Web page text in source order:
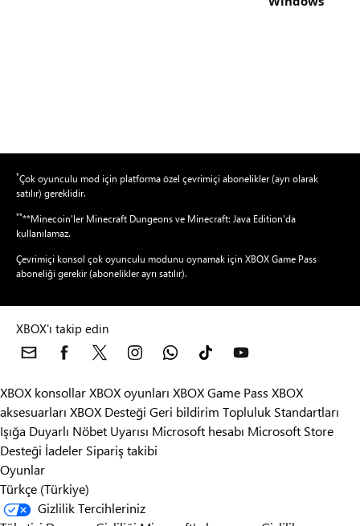
satılır) gereklidir.
kullanılamaz.
aboneliği gerekir (abonelikler ayrı satılır).
aksesuarlarıXBOX DesteğiGeri bildirim Topluluk Standartları
Işığa Duyarlı Nöbet Uyarısı Microsoft hesabı Microsoft Store
Desteğiİadeler Sipariş takibi
Oyunlar
Türkçe (Türkiye)
Gizlilik Tercihleriniz
Tüketici Durumu Gizliliği Microsoft'a başvurun